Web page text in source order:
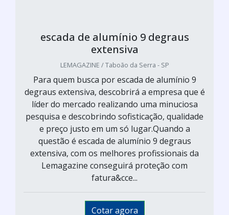
escada de alumínio 9 degraus
extensiva
LEMAGAZINE / Taboão da Serra - SP
Para quem busca por escada de alumínio 9
degraus extensiva, descobrirá a empresa que é
líder do mercado realizando uma minuciosa
pesquisa e descobrindo sofisticação, qualidade
e preço justo em um só lugar.Quando a
questão é escada de alumínio 9 degraus
extensiva, com os melhores profissionais da
Lemagazine conseguirá proteção com
fatura&cce...
Cotar agora